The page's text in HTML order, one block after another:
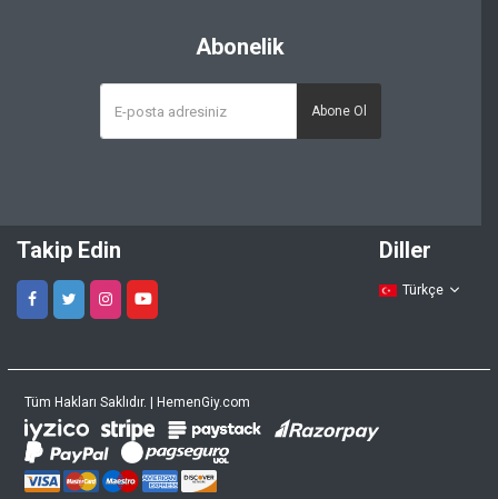
Abonelik
Abone Ol
Takip Edin Diller
Türkçe
Tüm Hakları Saklıdır. | HemenGiy.com